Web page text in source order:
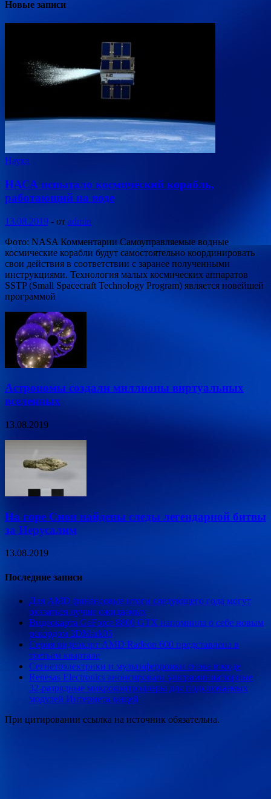
Новые записи
Наука
НАСА испытало космический корабль,
работающий на воде
13.08.2019 - от admin
Фото: NASA Комментарии Самоуправляемые водные
космические корабли будут самостоятельно координировать
свои действия в соответствии с заранее полученными
инструкциями. Технология малых космических аппаратов
SSTP (Small Spacecraft Technology Program) является новейшей
программой
Астрономы создали миллионы виртуальных
вселенных
13.08.2019
На горе Сион найдены следы легендарной битвы
за Иерусалим
13.08.2019
Последние записи
Для AMD финансовые итоги следующего года могут
оказаться лучше ожидаемых
Видеокарта GeForce 8800 GTX напомнила о себе новым
рекордом 3DMark05
Серия видеокарт AMD Radeon 600 представлена в
третьем квартале
Сегнетоэлектрики и мультиферроики снова в моде
Renesas Electronics анонсировала ультраминиатюрные
32-разрядные микроконтроллеры для подключаемых
модулей Интернета вещей
При цитировании ссылка на источник обязательна.